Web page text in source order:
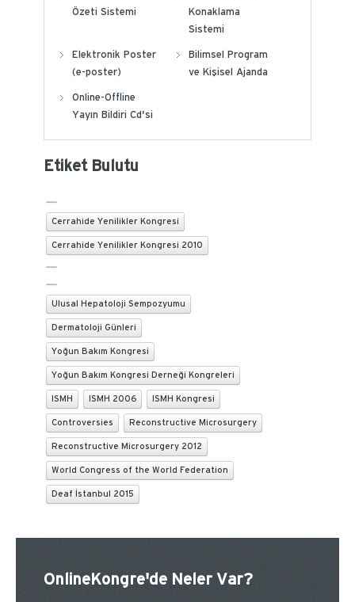
Özeti Sistemi
Konaklama
Sistemi
Elektronik Poster
(e-poster)
Bilimsel Program
ve Kişisel Ajanda
Online-Offline
Yayın Bildiri Cd'si
Etiket Bulutu
Cerrahide Yenilikler Kongresi
Cerrahide Yenilikler Kongresi 2010
Ulusal Hepatoloji Sempozyumu
Dermatoloji Günleri
Yoğun Bakım Kongresi
Yoğun Bakım Kongresi Derneği Kongreleri
ISMH ISMH 2006 ISMH Kongresi
Controversies Reconstructive Microsurgery
Reconstructive Microsurgery 2012
World Congress of the World Federation
Deaf İstanbul 2015
OnlineKongre'de Neler Var?